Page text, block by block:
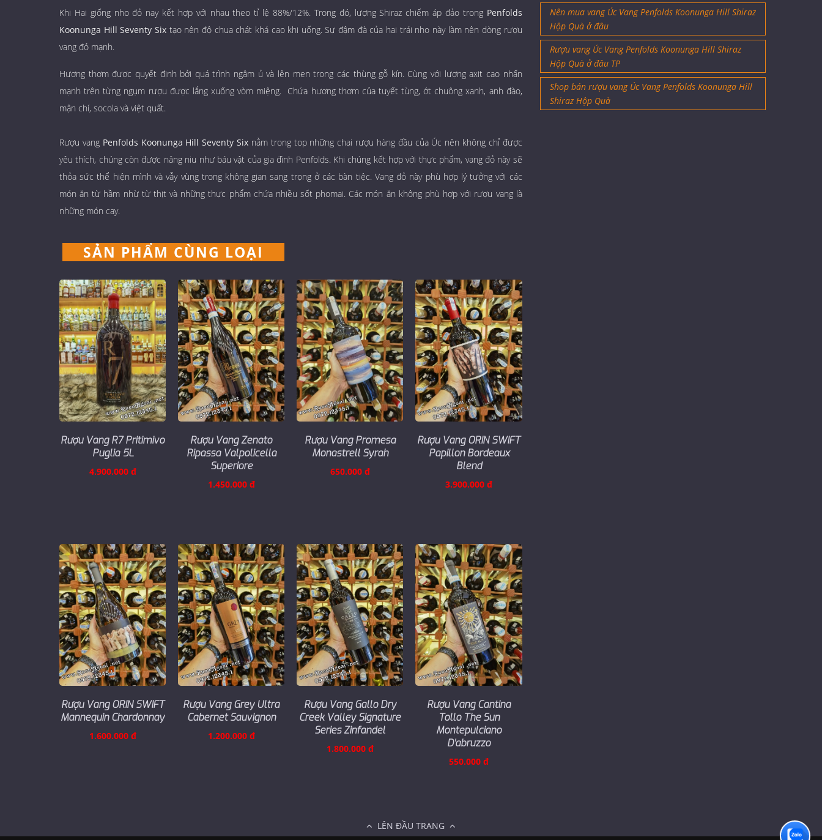
Khi Hai giống nho đỏ nay kết hợp với nhau theo tỉ lệ 88%/12%. Trong đó, lượng Shiraz chiếm áp đảo trong Penfolds
Koonunga Hill Seventy Sixtạo nên độ chua chát khá cao khi uống. Sự đậm đà của hai trái nho này làm nên dòng rượu
vang đỏ mạnh.
Hương thơm được quyết định bởi quá trình ngâm ủ và lên men trong các thùng gỗ kín. Cùng với lượng axit cao nhấn
mạnh trên từng ngụm rượu được lắng xuống vòm miệng. Chứa hương thơm của tuyết tùng, ớt chuông xanh, anh đào,
mận chí, socola và việt quất.
Rượu vang Penfolds Koonunga Hill Seventy Six nằm trong top những chai rượu hàng đầu của Úc nên không chỉ được
yêu thích, chúng còn được nâng niu như báu vật của gia đình Penfolds. Khi chúng kết hợp với thực phẩm, vang đỏ này sẽ
thỏa sức thể hiện mình và vẫy vùng trong không gian sang trọng ở các bàn tiệc. Vang đỏ này phù hợp lý tưởng với các
món ăn từ hầm nhừ từ thịt và những thực phẩm chứa nhiều sốt phomai. Các món ăn không phù hợp với rượu vang là
những món cay.
SẢN PHẨM CÙNG LOẠI
Rượu Vang R7 Pritimivo
Puglia 5L
4.900.000 đ
Rượu Vang Zenato
Ripassa Valpolicella
Superiore
1.450.000 đ
Rượu Vang Promesa
Monastrell Syrah
650.000 đ
Rượu Vang ORIN SWIFT
Papillon Bordeaux
Blend
3.900.000 đ
Rượu Vang ORIN SWIFT
Mannequin Chardonnay
1.600.000 đ
Rượu Vang Grey Ultra
Cabernet Sauvignon
1.200.000 đ
Rượu Vang Gallo Dry
Creek Valley Signature
Series Zinfandel
1.800.000 đ
Rượu Vang Cantina
Tollo The Sun
Montepulciano
D'abruzzo
550.000 đ
Nên mua vang Úc Vang Penfolds Koonunga Hill Shiraz
Hộp Quà ở đâu
Rượu vang Úc Vang Penfolds Koonunga Hill Shiraz
Hộp Quà ở đâu TP
Shop bán rượu vang Úc Vang Penfolds Koonunga Hill
Shiraz Hộp Quà
LÊN ĐẦU TRANG